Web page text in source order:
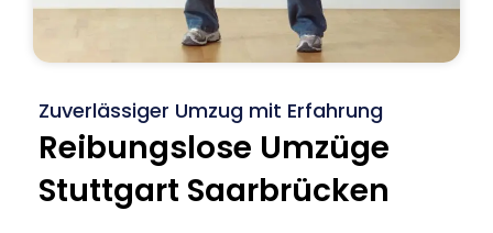
Zuverlässiger Umzug mit Erfahrung
Reibungslose Umzüge
Stuttgart Saarbrücken